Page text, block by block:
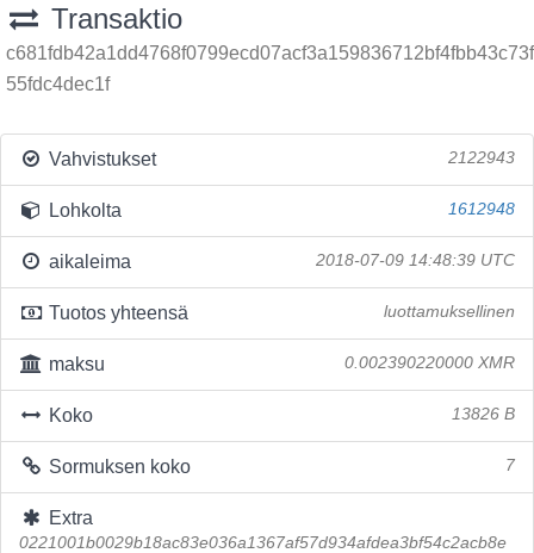
Transaktio
c681fdb42a1dd4768f0799ecd07acf3a159836712bf4fbb43c73f
55fdc4dec1f
Vahvistukset 2122943
Lohkolta 1612948
aikaleima 2018-07-09 14:48:39 UTC
Tuotos yhteensä luottamuksellinen
maksu 0.002390220000 XMR
Koko 13826 B
Sormuksen koko 7
Extra
0221001b0029b18ac83e036a1367af57d934afdea3bf54c2acb8e